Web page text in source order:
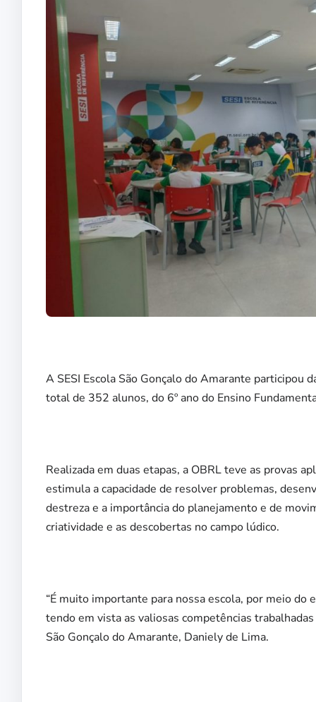
A SESI Escola São Gonçalo do Amarante participou
total de 352 alunos, do 6º ano do Ensino
Realizada em duas etapas, a OBRL teve as provas
estimula a capacidade de resolver problemas,
destreza e a importância do planejamento e de
criatividade e as descobertas no campo lúdico.
“É muito importante para nossa escola, por meio
tendo em vista as valiosas competências
São Gonçalo do Amarante, Daniely de Lima.